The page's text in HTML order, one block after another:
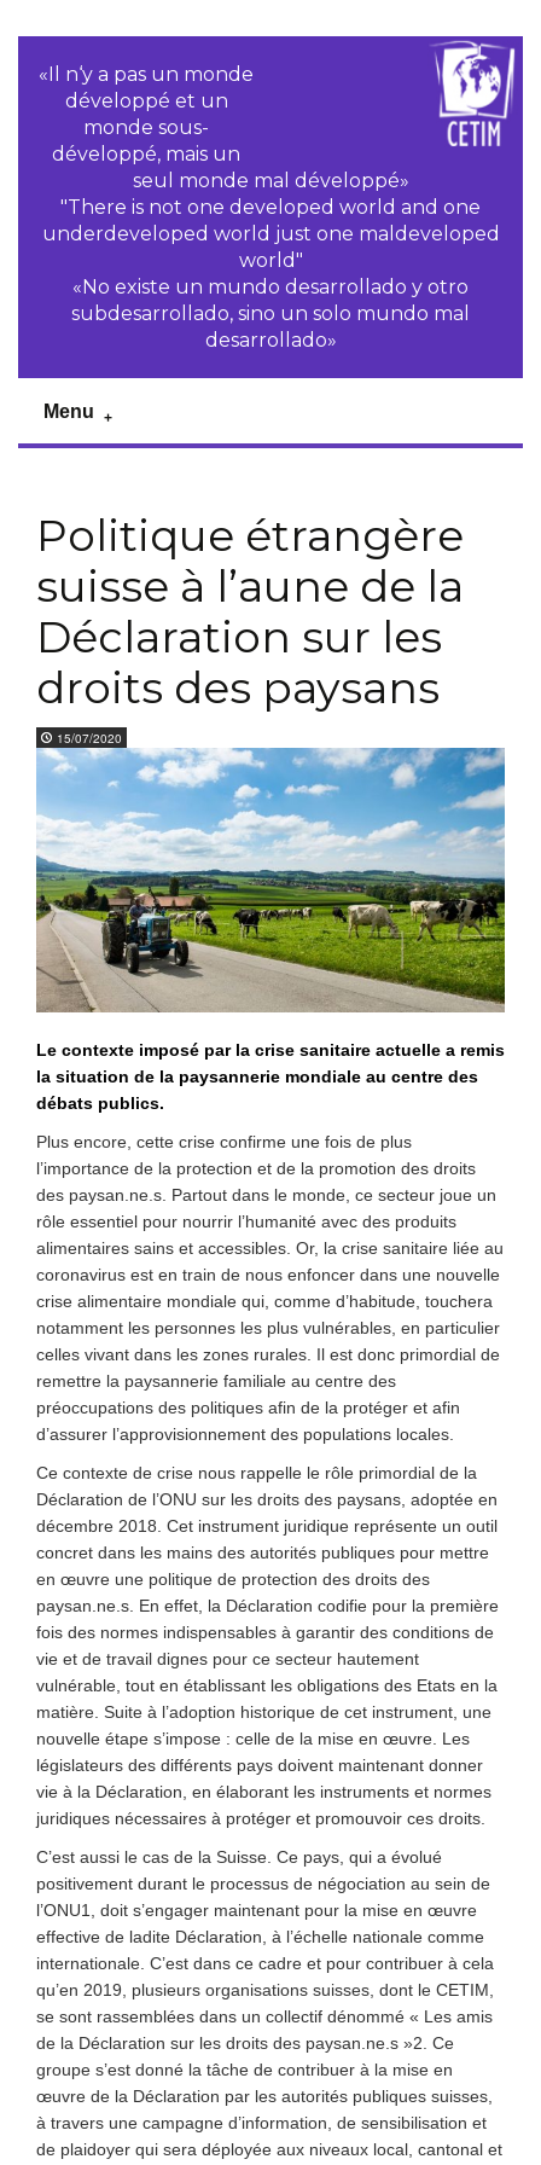
«Il n‘y a pas un monde
développé et un
monde sous-
développé, mais un
seul monde mal développé»
"There is not one developed world and one
underdeveloped world just one maldeveloped
world"
«No existe un mundo desarrollado y otro
subdesarrollado, sino un solo mundo mal
desarrollado»
Menu
Politique étrangère
suisse à l’aune de la
Déclaration sur les
droits des paysans
15/07/2020
Le contexte imposé par la crise sanitaire actuelle a remis
la situation de la paysannerie mondiale au centre des
débats publics.
Plus encore, cette crise confirme une fois de plus
l’importance de la protection et de la promotion des droits
des paysan.ne.s. Partout dans le monde, ce secteur joue un
rôle essentiel pour nourrir l’humanité avec des produits
alimentaires sains et accessibles. Or, la crise sanitaire liée au
coronavirus est en train de nous enfoncer dans une nouvelle
crise alimentaire mondiale qui, comme d’habitude, touchera
notamment les personnes les plus vulnérables, en particulier
celles vivant dans les zones rurales. Il est donc primordial de
remettre la paysannerie familiale au centre des
préoccupations des politiques afin de la protéger et afin
d’assurer l’approvisionnement des populations locales.
Ce contexte de crise nous rappelle le rôle primordial de la
Déclaration de l’ONU sur les droits des paysans, adoptée en
décembre 2018. Cet instrument juridique représente un outil
concret dans les mains des autorités publiques pour mettre
en œuvre une politique de protection des droits des
paysan.ne.s. En effet, la Déclaration codifie pour la première
fois des normes indispensables à garantir des conditions de
vie et de travail dignes pour ce secteur hautement
vulnérable, tout en établissant les obligations des Etats en la
matière. Suite à l’adoption historique de cet instrument, une
nouvelle étape s’impose : celle de la mise en œuvre. Les
législateurs des différents pays doivent maintenant donner
vie à la Déclaration, en élaborant les instruments et normes
juridiques nécessaires à protéger et promouvoir ces droits.
C’est aussi le cas de la Suisse. Ce pays, qui a évolué
positivement durant le processus de négociation au sein de
l’ONU1, doit s’engager maintenant pour la mise en œuvre
effective de ladite Déclaration, à l’échelle nationale comme
internationale. C’est dans ce cadre et pour contribuer à cela
qu’en 2019, plusieurs organisations suisses, dont le CETIM,
se sont rassemblées dans un collectif dénommé « Les amis
de la Déclaration sur les droits des paysan.ne.s »2. Ce
groupe s’est donné la tâche de contribuer à la mise en
œuvre de la Déclaration par les autorités publiques suisses,
à travers une campagne d’information, de sensibilisation et
de plaidoyer qui sera déployée aux niveaux local, cantonal et